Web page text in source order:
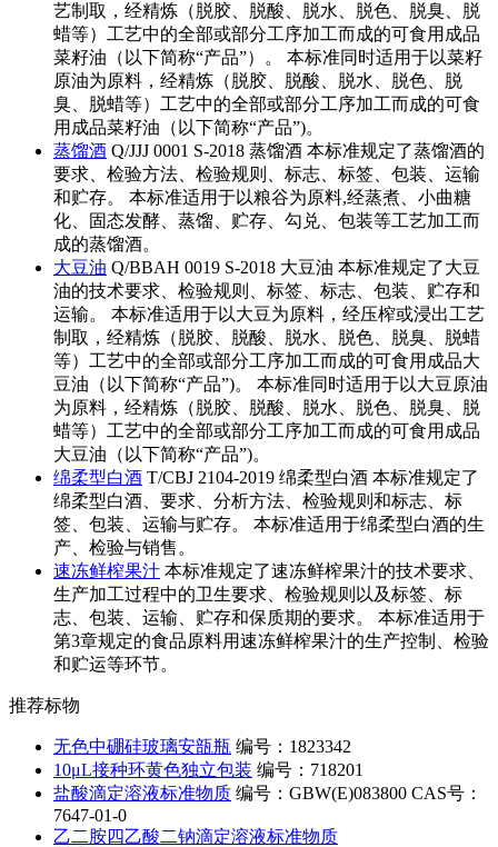
艺制取，经精炼（脱胶、脱酸、脱水、脱色、脱臭、脱
蜡等）工艺中的全部或部分工序加工而成的可食用成品
菜籽油（以下简称“产品”）。 本标准同时适用于以菜籽
原油为原料，经精炼（脱胶、脱酸、脱水、脱色、脱
臭、脱蜡等）工艺中的全部或部分工序加工而成的可食
用成品菜籽油（以下简称“产品”)。
蒸馏酒 Q/JJJ 0001 S-2018 蒸馏酒 本标准规定了蒸馏酒的
要求、检验方法、检验规则、标志、标签、包装、运输
和贮存。 本标准适用于以粮谷为原料,经蒸煮、小曲糖
化、固态发酵、蒸馏、贮存、勾兑、包装等工艺加工而
成的蒸馏酒。
大豆油 Q/BBAH 0019 S-2018 大豆油 本标准规定了大豆
油的技术要求、检验规则、标签、标志、包装、贮存和
运输。 本标准适用于以大豆为原料，经压榨或浸出工艺
制取，经精炼（脱胶、脱酸、脱水、脱色、脱臭、脱蜡
等）工艺中的全部或部分工序加工而成的可食用成品大
豆油（以下简称“产品”)。 本标准同时适用于以大豆原油
为原料，经精炼（脱胶、脱酸、脱水、脱色、脱臭、脱
蜡等）工艺中的全部或部分工序加工而成的可食用成品
大豆油（以下简称“产品”)。
绵柔型白酒 T/CBJ 2104-2019 绵柔型白酒 本标准规定了
绵柔型白酒、要求、分析方法、检验规则和标志、标
签、包装、运输与贮存。 本标准适用于绵柔型白酒的生
产、检验与销售。
速冻鲜榨果汁 本标准规定了速冻鲜榨果汁的技术要求、
生产加工过程中的卫生要求、检验规则以及标签、标
志、包装、运输、贮存和保质期的要求。 本标准适用于
第3章规定的食品原料用速冻鲜榨果汁的生产控制、检验
和贮运等环节。
推荐标物
无色中硼硅玻璃安瓿瓶 编号：1823342
10μL接种环黄色独立包装 编号：718201
盐酸滴定溶液标准物质 编号：GBW(E)083800 CAS号：
7647-01-0
乙二胺四乙酸二钠滴定溶液标准物质